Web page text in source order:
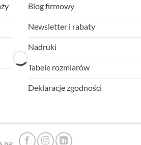
Blog firmowy
Newsletter i rabaty
Nadruki
Tabele rozmiarów
Deklaracje zgodności
na: